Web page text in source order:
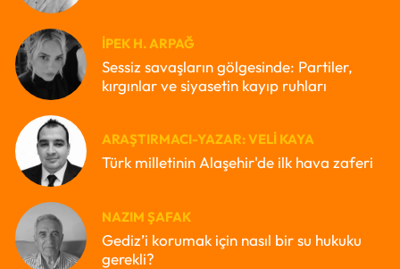
İPEK H. ARPAĞ
Sessiz savaşların gölgesinde: Partiler,
kırgınlar ve siyasetin kayıp ruhları
ARAŞTIRMACI-YAZAR: VELI KAYA
Türk milletinin Alaşehir'de ilk hava zaferi
NAZIM ŞAFAK
Gediz’i korumak için nasıl bir su hukuku
gerekli?